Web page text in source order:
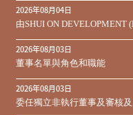
2026年08月04日
由SHUI ON DEVELOPMENT
期之450,000,000美元9.75%
同意結果
2026年08月03日
董事名單與角色和職能
2026年08月03日
委任獨立非執行董事及審核